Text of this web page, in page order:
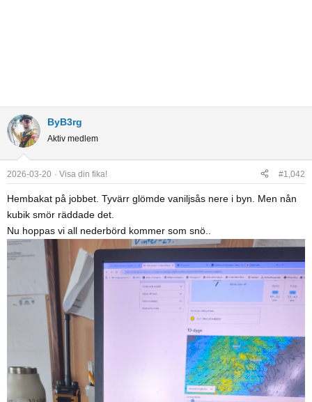
ByB3rg
Aktiv medlem
2026-03-20 Visa din fika! #1,042
Hembakat på jobbet. Tyvärr glömde vaniljsås nere i byn. Men nån
kubik smör räddade det.
Nu hoppas vi all nederbörd kommer som snö..